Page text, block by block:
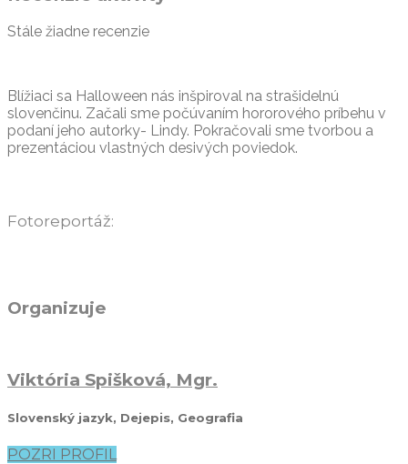
Stále žiadne recenzie
Blížiaci sa Halloween nás inšpiroval na strašidelnú
slovenčinu. Začali sme počúvaním hororového príbehu v
podaní jeho autorky- Lindy. Pokračovali sme tvorbou a
prezentáciou vlastných desivých poviedok.
Fotoreportáž:
Organizuje
Viktória Spišková, Mgr.
Slovenský jazyk, Dejepis, Geografia
POZRI PROFIL